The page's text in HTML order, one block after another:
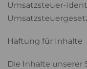
Umsatzsteuer-
Haftung für Inhalte
Die Inhalte